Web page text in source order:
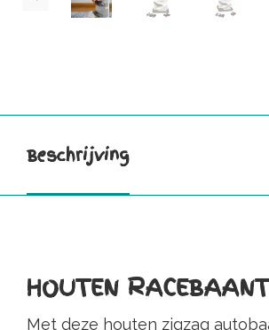
Beschrijving
HOUTEN
Met deze houten zigzag